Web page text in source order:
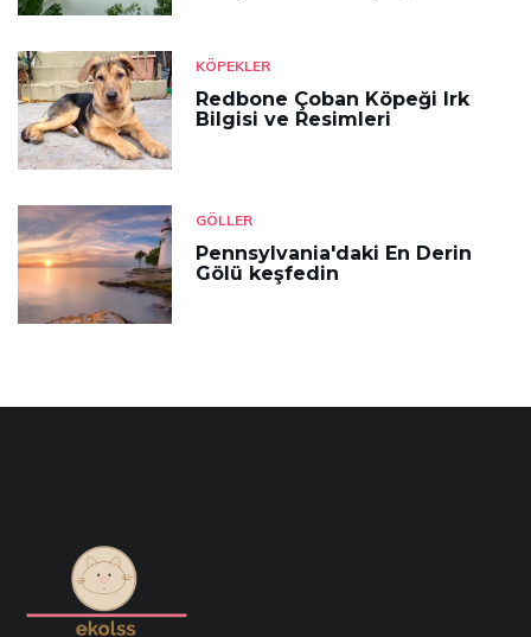
KÖPEKLER
Redbone Çoban Köpeği Irk
Bilgisi ve Resimleri
GÖLLER
Pennsylvania'daki En Derin
Gölü keşfedin